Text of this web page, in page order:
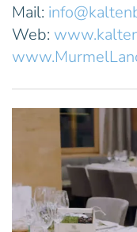
Mail:
Web: